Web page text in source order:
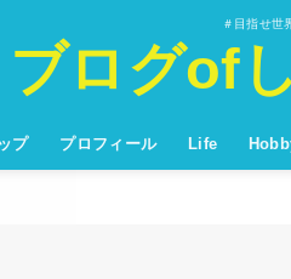
＃目指せ世
ブログof
プ プロフィール Life